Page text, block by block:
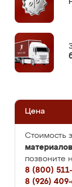
Цена
Стоимость
материалов
позвоните
8 (800)
8 (926) 409-